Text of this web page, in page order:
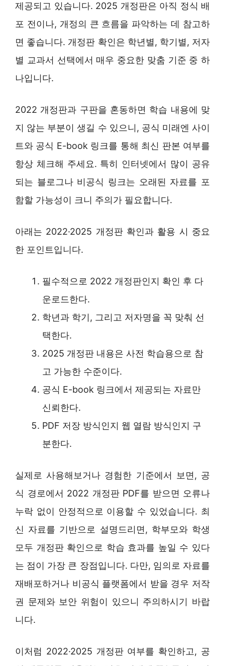
제공되고 있습니다. 2025 개정판은 아직 정식 배
포 전이나, 개정의 큰 흐름을 파악하는 데 참고하
면 좋습니다. 개정판 확인은 학년별, 학기별, 저자
별 교과서 선택에서 매우 중요한 맞춤 기준 중 하
나입니다.
2022 개정판과 구판을 혼동하면 학습 내용에 맞
지 않는 부분이 생길 수 있으니, 공식 미래엔 사이
트와 공식 E-book 링크를 통해 최신 판본 여부를
항상 체크해 주세요. 특히 인터넷에서 많이 공유
되는 블로그나 비공식 링크는 오래된 자료를 포
함할 가능성이 크니 주의가 필요합니다.
아래는 2022·2025 개정판 확인과 활용 시 중요
한 포인트입니다.
필수적으로 2022 개정판인지 확인 후 다
운로드한다.
학년과 학기, 그리고 저자명을 꼭 맞춰 선
택한다.
2025 개정판 내용은 사전 학습용으로 참
고 가능한 수준이다.
공식 E-book 링크에서 제공되는 자료만
신뢰한다.
PDF 저장 방식인지 웹 열람 방식인지 구
분한다.
실제로 사용해보거나 경험한 기준에서 보면, 공
식 경로에서 2022 개정판 PDF를 받으면 오류나
누락 없이 안정적으로 이용할 수 있었습니다. 최
신 자료를 기반으로 설명드리면, 학부모와 학생
모두 개정판 확인으로 학습 효과를 높일 수 있다
는 점이 가장 큰 장점입니다. 다만, 임의로 자료를
재배포하거나 비공식 플랫폼에서 받을 경우 저작
권 문제와 보안 위험이 있으니 주의하시기 바랍
니다.
이처럼 2022·2025 개정판 여부를 확인하고, 공